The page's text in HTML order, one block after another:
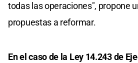
todas las operaciones", propone
propuestas a reformar.
En el caso de la Ley 14.243 de